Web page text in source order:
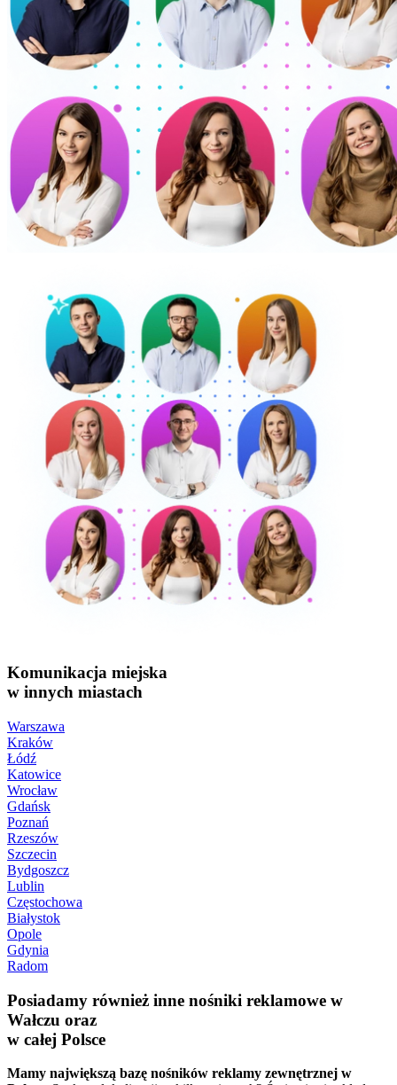
Komunikacja miejska
w innych miastach
Warszawa
Kraków
Łódź
Katowice
Wrocław
Gdańsk
Poznań
Rzeszów
Szczecin
Bydgoszcz
Lublin
Częstochowa
Białystok
Opole
Gdynia
Radom
Posiadamy również inne nośniki reklamowe w
Wałczu oraz
w całej Polsce
Mamy największą bazę nośników reklamy zewnętrznej w